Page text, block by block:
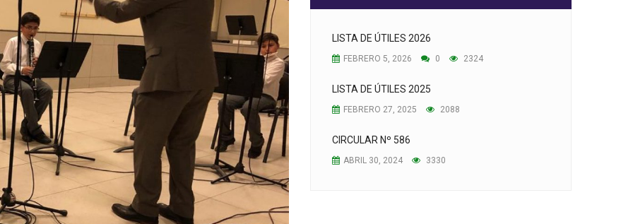
LISTA DE ÚTILES 2026
FEBRERO 5, 2026 0 2324
LISTA DE ÚTILES 2025
FEBRERO 27, 2025 2088
CIRCULAR Nº 586
ABRIL 30, 2024 3330